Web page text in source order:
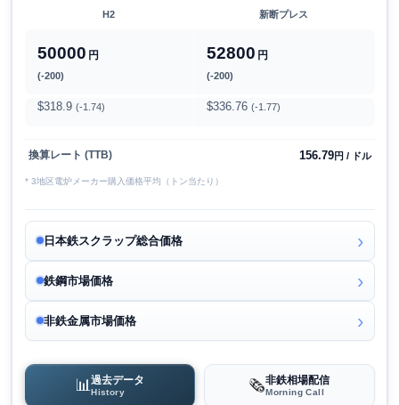
H2 新断プレス
50000 円
(-200)
52800 円
(-200)
$318.9 (-1.74) $336.76 (-1.77)
換算レート (TTB) 156.79円 / ドル
* 3地区電炉メーカー購入価格平均（トン当たり）
日本鉄スクラップ総合価格
鉄鋼市場価格
非鉄金属市場価格
📊過去データ
History 🗞️非鉄相場配信
Morning Call